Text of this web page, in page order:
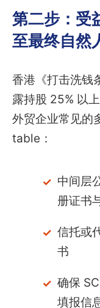
第二步：
至最终自然
香港《打击洗钱
露持股 25% 以
外贸企业常见的
table：
中间层
册证书
信托或
书
确保
填报信